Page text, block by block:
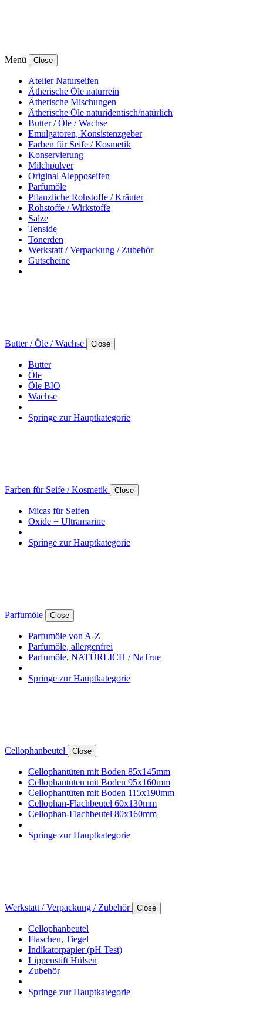
Menü Close
Atelier Naturseifen
Ätherische Öle naturrein
Ätherische Mischungen
Ätherische Öle naturidentisch/natürlich
Butter / Öle / Wachse
Emulgatoren, Konsistenzgeber
Farben für Seife / Kosmetik
Konservierung
Milchpulver
Original Alepposeifen
Parfumöle
Pflanzliche Rohstoffe / Kräuter
Rohstoffe / Wirkstoffe
Salze
Tenside
Tonerden
Werkstatt / Verpackung / Zubehör
Gutscheine
Butter / Öle / Wachse Close
Butter
Öle
Öle BIO
Wachse
Springe zur Hauptkategorie
Farben für Seife / Kosmetik Close
Micas für Seifen
Oxide + Ultramarine
Springe zur Hauptkategorie
Parfumöle Close
Parfumöle von A-Z
Parfumöle, allergenfrei
Parfumöle, NATÜRLICH / NaTrue
Springe zur Hauptkategorie
Cellophanbeutel Close
Cellophantüten mit Boden 85x145mm
Cellophantüten mit Boden 95x160mm
Cellophantüten mit Boden 115x190mm
Cellophan-Flachbeutel 60x130mm
Cellophan-Flachbeutel 80x160mm
Springe zur Hauptkategorie
Werkstatt / Verpackung / Zubehör Close
Cellophanbeutel
Flaschen, Tiegel
Indikatorpapier (pH Test)
Lippenstift Hülsen
Zubehör
Springe zur Hauptkategorie